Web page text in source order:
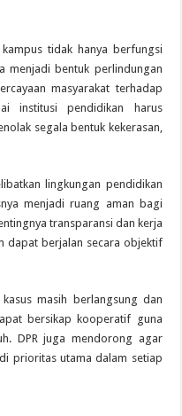
tidak hanya berfungsi
menjadi bentuk perlindungan
masyarakat terhadap
institusi pendidikan harus
segala bentuk kekerasan,
lingkungan pendidikan
menjadi ruang aman bagi
transparansi dan kerja
dapat berjalan secara objektif
masih berlangsung dan
bersikap kooperatif guna
DPR juga mendorong agar
prioritas utama dalam setiap